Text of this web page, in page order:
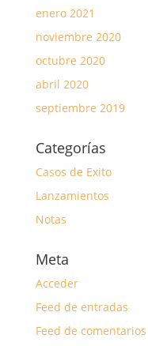
enero 2021
noviembre 2020
octubre 2020
abril 2020
septiembre 2019
Categorías
Casos de Exito
Lanzamientos
Notas
Meta
Acceder
Feed de entradas
Feed de comentarios